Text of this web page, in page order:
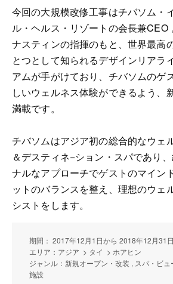
今回の大規模改修工事はチバソム・
ル・ヘルス・リゾートの会長兼CEO
ナスティンの指揮のもと、世界最高
とつとして知られるデザインリアラ
アムが手がけており、チバソムのゲ
しいウェルネス体験ができるよう、
満載です。
チバソムはアジア初の総合的なウェ
＆デスティネ−ション・スパであり
ナルなアプローチでゲストのマイン
ットのバランスを整え、理想のウェ
シストをします。
期間： 2017年12月1日から 2018年12月31
エリア：アジア > タイ > ホアヒン
ジャンル：新規オープン・改装 , スパ・ビ
施設